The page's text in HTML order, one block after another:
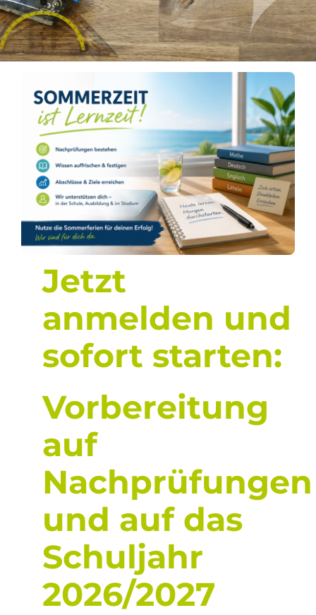
2026/2027
Jetzt
anmelden und
sofort starten:
Vorbereitung
auf
Nachprüfungen
und auf das
Schuljahr
2026/2027